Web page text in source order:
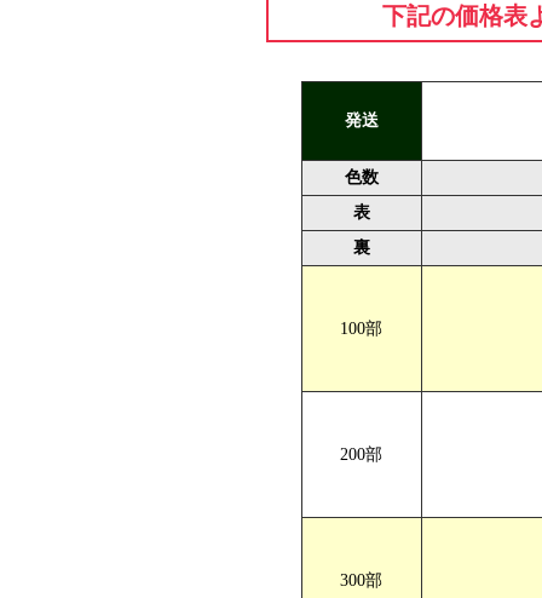
A5サイズ V折
下記の価格表
発送
色数
表
裏
100部
200部
300部